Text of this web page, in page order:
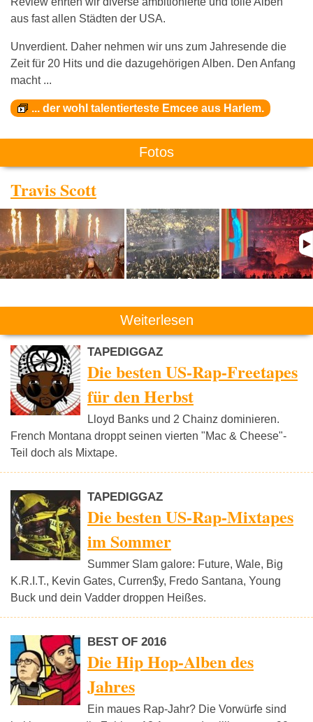
aus fast allen Städten der USA.
Unverdient. Daher nehmen wir uns zum Jahresende die
Zeit für 20 Hits und die dazugehörigen Alben. Den Anfang
macht ...
... der wohl talentierteste Emcee aus Harlem.
Fotos
Travis Scott
Weiterlesen
TAPEDIGGAZ
Die besten US-Rap-Freetapes
für den Herbst
Lloyd Banks und 2 Chainz dominieren.
French Montana droppt seinen vierten "Mac & Cheese"-
Teil doch als Mixtape.
TAPEDIGGAZ
Die besten US-Rap-Mixtapes
im Sommer
Summer Slam galore: Future, Wale, Big
K.R.I.T., Kevin Gates, Curren$y, Fredo Santana, Young
Buck und dein Vadder droppen Heißes.
BEST OF 2016
Die Hip Hop-Alben des
Jahres
Ein maues Rap-Jahr? Die Vorwürfe sind